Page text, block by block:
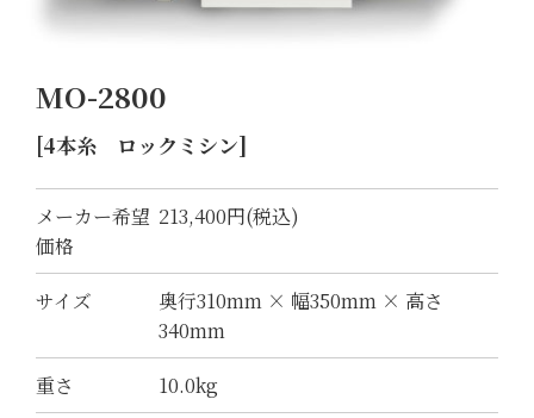
MO-2800
[4本糸 ロックミシン]
メーカー希望
価格
213,400円(税込)
サイズ
奥行310mm × 幅350mm × 高さ
340mm
重さ
10.0kg